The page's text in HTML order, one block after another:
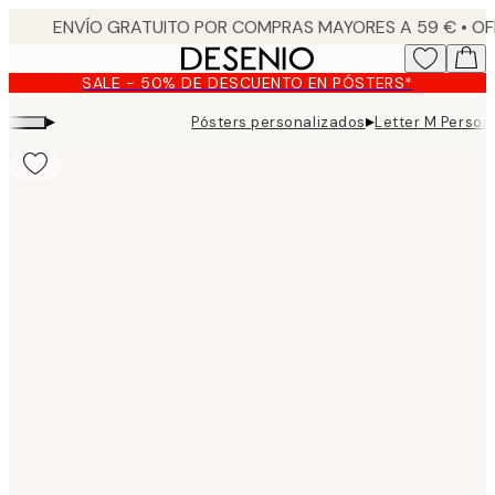
content.SALE - 50% DE DESCUENTO EN PÓSTERS*
▸ Pósters personalizados▸Letter M